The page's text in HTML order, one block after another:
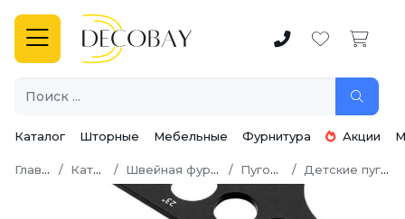
Каталог Шторные Мебельные Фурнитура Акции
Главная Каталог Швейная фурнитура Пуговицы Детские пуговицы